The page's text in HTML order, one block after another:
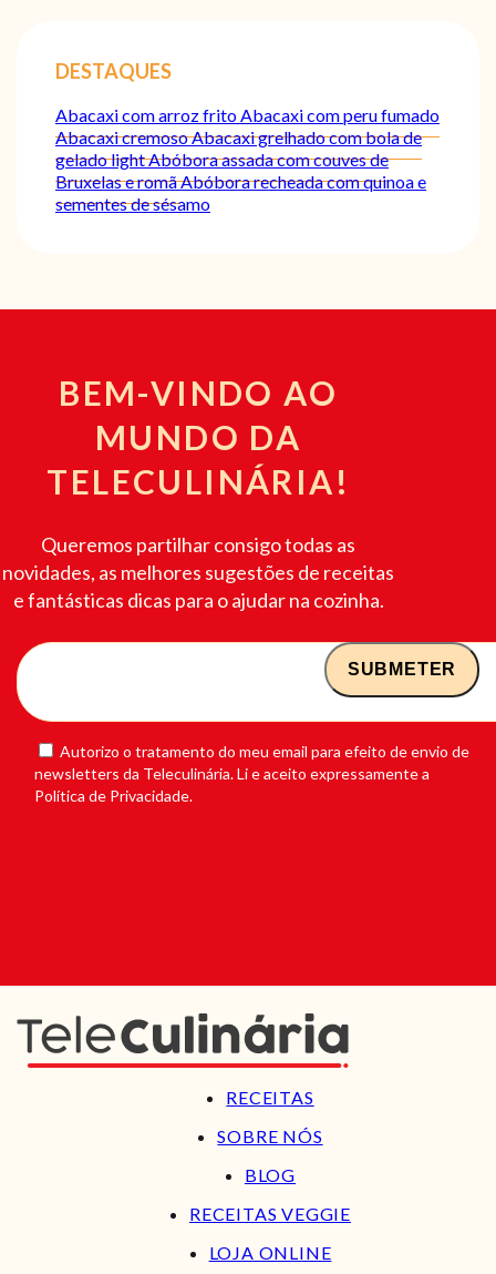
DESTAQUES
Abacaxi com arroz frito Abacaxi com peru fumado
Abacaxi cremosoAbacaxi grelhado com bola de
gelado lightAbóbora assada com couves de
Bruxelas e romãAbóbora recheada com quinoa e
sementes de sésamo
BEM-VINDO AO
MUNDO DA
TELECULINÁRIA!
Queremos partilhar consigo todas as
novidades, as melhores sugestões de receitas
e fantásticas dicas para o ajudar na cozinha.
Autorizo o tratamento do meu email para efeito de envio de
newsletters da Teleculinária. Li e aceito expressamente a
Política de Privacidade.
RECEITAS
SOBRE NÓS
BLOG
RECEITAS VEGGIE
LOJA ONLINE